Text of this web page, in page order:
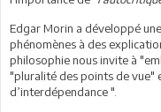
Edgar Morin a développé
phénomènes à des
philosophie nous invite à
"pluralité des points de vue"
d’interdépendance ".